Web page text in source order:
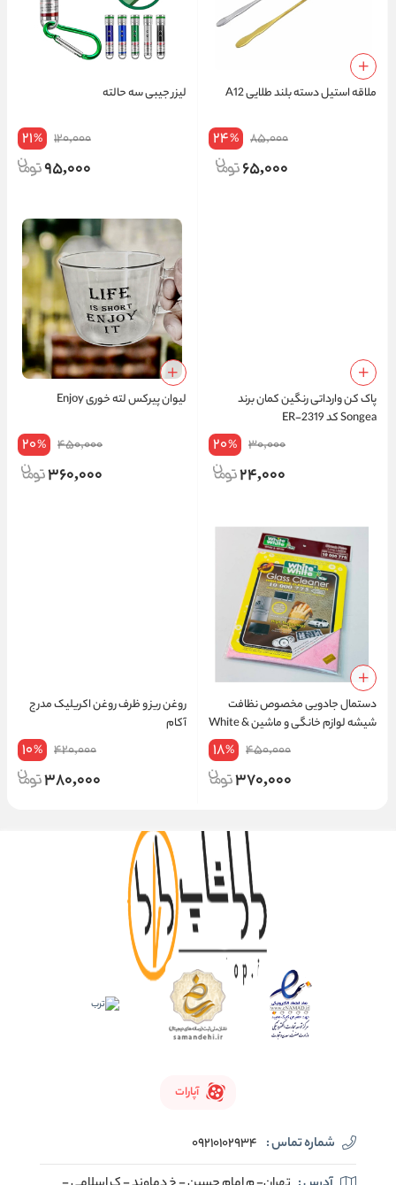
ملاقه استیل دسته بلند طلایی A12
85,000
24%
65,000
لیزر جیبی سه حالته
120,000
21%
95,000
پاک کن وارداتی رنگین کمان برند
Songea کد ER-2319
30,000
20%
24,000
لیوان پیرکس لته خوری Enjoy
450,000
20%
360,000
دستمال جادویی مخصوص نظافت
شیشه لوازم خانگی و ماشین White &
450,000
18%
370,000
روغن ریز و ظرف روغن اکریلیک مدرج
آکام
420,000
10%
380,000
آپارات
شماره تماس : 09210102934